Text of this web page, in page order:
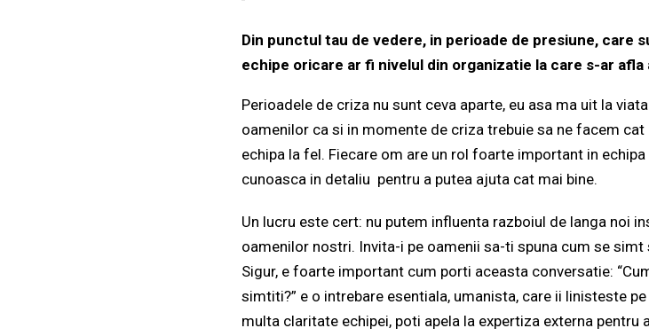
Din punctul tau de vedere, in perioade de presiune, care
echipe oricare ar fi nivelul din organizatie la care s-ar afla
Perioadele de criza nu sunt ceva aparte, eu asa ma uit la
oamenilor ca si in momente de criza trebuie sa ne facem
echipa la fel. Fiecare om are un rol foarte important in
cunoasca in detaliu pentru a putea ajuta cat mai bine.
Un lucru este cert: nu putem influenta razboiul de langa noi
oamenilor nostri. Invita-i pe oamenii sa-ti spuna cum se
Sigur, e foarte important cum porti aceasta conversatie:
simtiti?” e o intrebare esentiala, umanista, care ii linisteste
multa claritate echipei, poti apela la expertiza externa